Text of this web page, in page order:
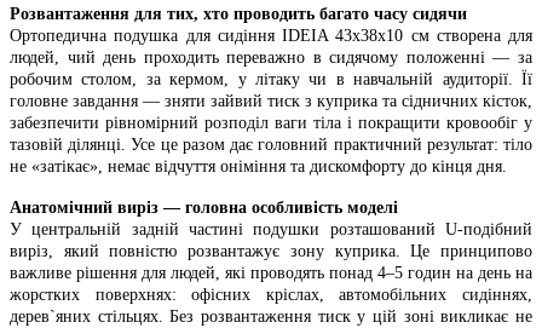
Розвантаження для тих, хто проводить багато часу сидячи
Ортопедична подушка для сидіння IDEIA 43х38х10 см створена для
людей, чий день проходить переважно в сидячому положенні — за
робочим столом, за кермом, у літаку чи в навчальній аудиторії. Її
головне завдання — зняти зайвий тиск з куприка та сідничних кісток,
забезпечити рівномірний розподіл ваги тіла і покращити кровообіг у
тазовій ділянці. Усе це разом дає головний практичний результат: тіло
не «затікає», немає відчуття оніміння та дискомфорту до кінця дня.
Анатомічний виріз — головна особливість моделі
У центральній задній частині подушки розташований U-подібний
виріз, який повністю розвантажує зону куприка. Це принципово
важливе рішення для людей, які проводять понад 4–5 годин на день на
жорстких поверхнях: офісних кріслах, автомобільних сидіннях,
дерев`яних стільцях. Без розвантаження тиск у цій зоні викликає не